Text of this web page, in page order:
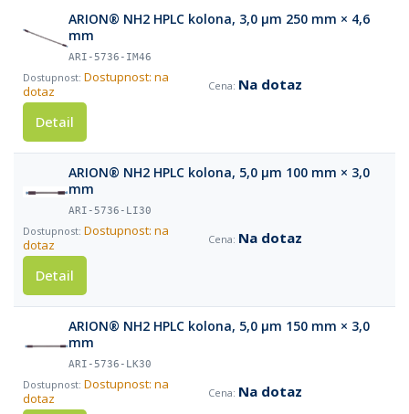
ARION® NH2 HPLC kolona, 3,0 µm 250 mm × 4,6
mm
ARI-5736-IM46
Dostupnost: na
dotaz
Na dotaz
Detail
ARION® NH2 HPLC kolona, 5,0 µm 100 mm × 3,0
mm
ARI-5736-LI30
Dostupnost: na
dotaz
Na dotaz
Detail
ARION® NH2 HPLC kolona, 5,0 µm 150 mm × 3,0
mm
ARI-5736-LK30
Dostupnost: na
dotaz
Na dotaz